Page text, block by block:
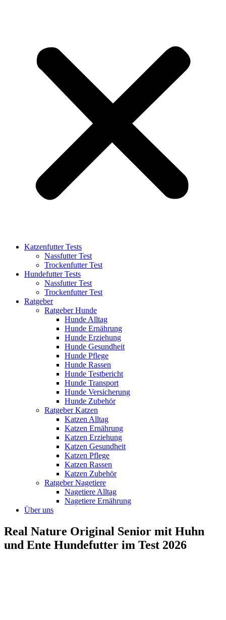
Katzenfutter Tests
Nassfutter Test
Trockenfutter Test
Hundefutter Tests
Nassfutter Test
Trockenfutter Test
Ratgeber
Ratgeber Hunde
Hunde Alltag
Hunde Ernährung
Hunde Erziehung
Hunde Gesundheit
Hunde Pflege
Hunde Rassen
Hunde Testbericht
Hunde Transport
Hunde Versicherung
Hunde Zubehör
Ratgeber Katzen
Katzen Alltag
Katzen Ernährung
Katzen Erziehung
Katzen Gesundheit
Katzen Pflege
Katzen Rassen
Katzen Zubehör
Ratgeber Nagetiere
Nagetiere Alltag
Nagetiere Ernährung
Über uns
Real Nature Original Senior mit Huhn
und Ente Hundefutter im Test 2026